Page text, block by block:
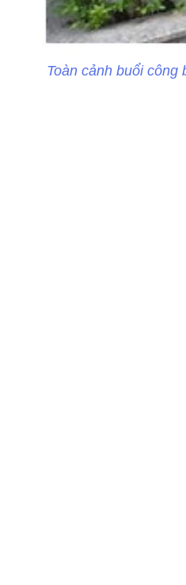
Toàn cảnh buổi